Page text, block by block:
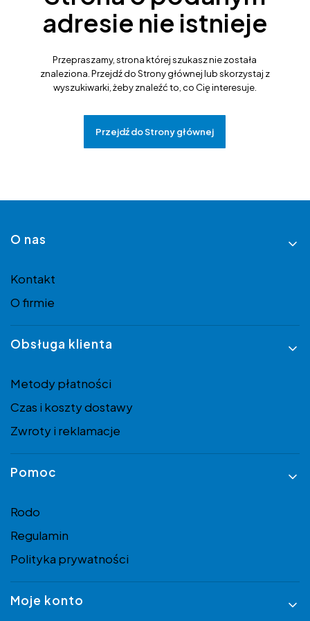
adresie nie istnieje
Przepraszamy, strona której szukasz nie została
znaleziona. Przejdź do Strony głównej lub skorzystaj z
wyszukiwarki, żeby znaleźć to, co Cię interesuje.
Przejdź do Strony głównej
Linki w stopce
O nas
Kontakt
O firmie
Obsługa klienta
Metody płatności
Czas i koszty dostawy
Zwroty i reklamacje
Pomoc
Rodo
Regulamin
Polityka prywatności
Moje konto